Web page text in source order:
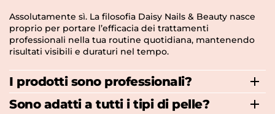
Assolutamente sì. La filosofia Daisy Nails & Beauty nasce
proprio per portare l’efficacia dei trattamenti
professionali nella tua routine quotidiana, mantenendo
risultati visibili e duraturi nel tempo.
I prodotti sono professionali?
Sono adatti a tutti i tipi di pelle?